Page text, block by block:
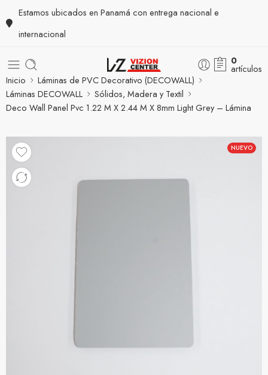
Estamos ubicados en Panamá con entrega nacional e
internacional
0
artículos
Inicio
Láminas de PVC Decorativo (DECOWALL)
Láminas DECOWALL
Sólidos, Madera y Textil
Deco Wall Panel Pvc 1.22 M X 2.44 M X 8mm Light Grey – Lámina
NUEVO